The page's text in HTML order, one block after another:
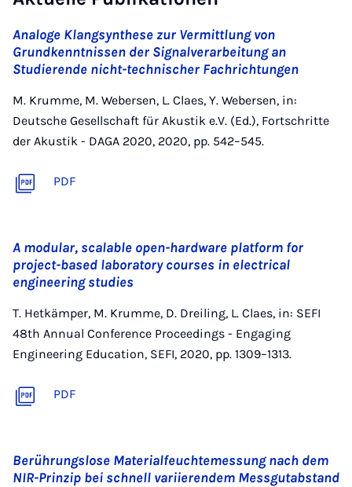
Analoge Klangsynthese zur Vermittlung von
Grundkenntnissen der Signalverarbeitung an
Studierende nicht-technischer Fachrichtungen
M. Krumme, M. Webersen, L. Claes, Y. Webersen, in:
Deutsche Gesellschaft für Akustik e.V. (Ed.), Fortschritte
der Akustik - DAGA 2020, 2020, pp. 542–545.
PDF
A modular, scalable open-hardware platform for
project-based laboratory courses in electrical
engineering studies
T. Hetkämper, M. Krumme, D. Dreiling, L. Claes, in: SEFI
48th Annual Conference Proceedings - Engaging
Engineering Education, SEFI, 2020, pp. 1309–1313.
PDF
Berührungslose Materialfeuchtemessung nach dem
NIR-Prinzip bei schnell variierendem Messgutabstand